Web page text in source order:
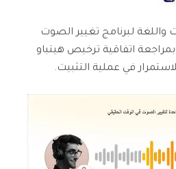
واللغة لبرنامج تغيير الصوت
اتفاقية ترخيص هيتباو
في عملية التثبيت.